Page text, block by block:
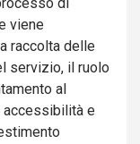
viene
raccolta delle
servizio, il ruolo
al
accessibilità e